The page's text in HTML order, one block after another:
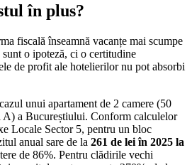
în plus?
fiscală înseamnă vacanțe mai scumpe
o ipoteză, ci o certitudine
de profit ale hotelierilor nu pot absorbi
unui apartament de 2 camere (50
A) a Bucureștiului. Conform calculelor
Locale Sector 5, pentru un bloc
anual sare de la 261 de lei în 2025 la
de 86%. Pentru clădirile vechi